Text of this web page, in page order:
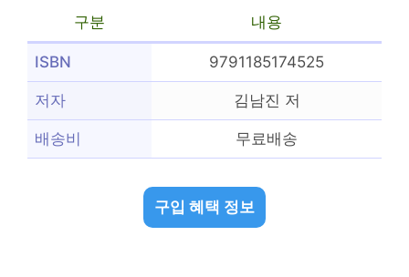
구분 내용
ISBN 9791185174525
저자 김남진 저
배송비 무료배송
구입 혜택 정보